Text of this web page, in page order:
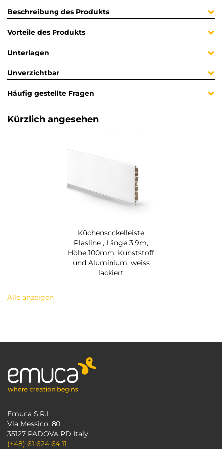
Beschreibung des Produkts
Vorteile des Produkts
Unterlagen
Unverzichtbar
Häufig gestellte Fragen
Kürzlich angesehen
Küchensockelleiste
Plasline , Länge 3,9m,
Höhe 100mm, Kunststoff
und Aluminium, weiss
lackiert
Alle anzeigen
Emuca S.R.L.
Via Messico, 80
35127 PADOVA PD Italy
(+48) 61 624 64 11